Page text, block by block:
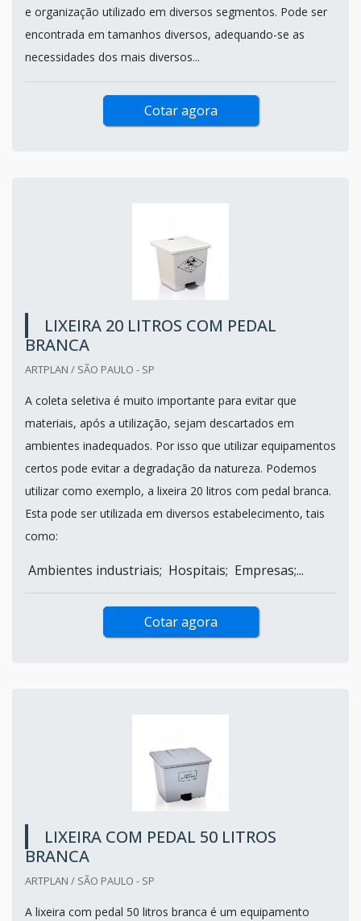
e organização utilizado em diversos segmentos. Pode ser
encontrada em tamanhos diversos, adequando-se as
necessidades dos mais diversos...
Cotar agora
LIXEIRA 20 LITROS COM PEDAL
BRANCA
ARTPLAN / SÃO PAULO - SP
A coleta seletiva é muito importante para evitar que
materiais, após a utilização, sejam descartados em
ambientes inadequados. Por isso que utilizar equipamentos
certos pode evitar a degradação da natureza. Podemos
utilizar como exemplo, a lixeira 20 litros com pedal branca.
Esta pode ser utilizada em diversos estabelecimento, tais
como:
Ambientes industriais; Hospitais; Empresas;...
Cotar agora
LIXEIRA COM PEDAL 50 LITROS
BRANCA
ARTPLAN / SÃO PAULO - SP
A lixeira com pedal 50 litros branca é um equipamento